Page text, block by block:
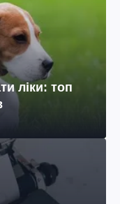
ліки: топ